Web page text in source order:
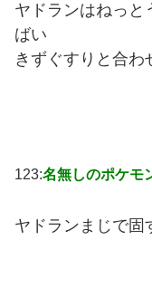
ヤドランはねっと
ばい
きずぐすりと合わ
123:名無しのポケモ
ヤドランまじで固